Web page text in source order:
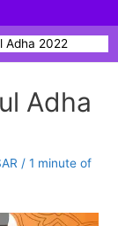
Adha 2022
Adha
/ 1 minute of